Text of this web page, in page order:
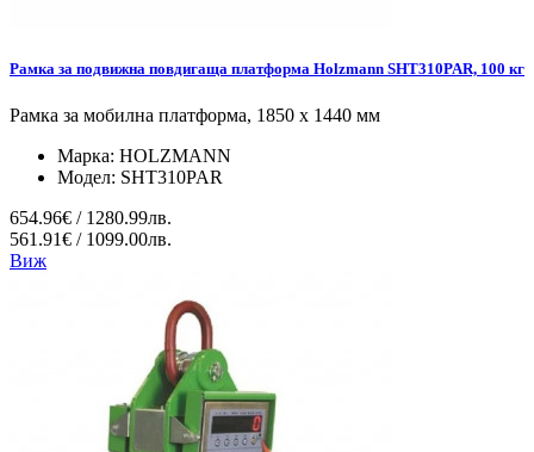
Рамка за подвижна повдигаща платформа Holzmann SHT310PAR, 100 кг
Рамка за мобилна платформа, 1850 х 1440 мм
Марка: HOLZMANN
Модел: SHT310PAR
654.96€ / 1280.99лв.
561.91€ / 1099.00лв.
Виж